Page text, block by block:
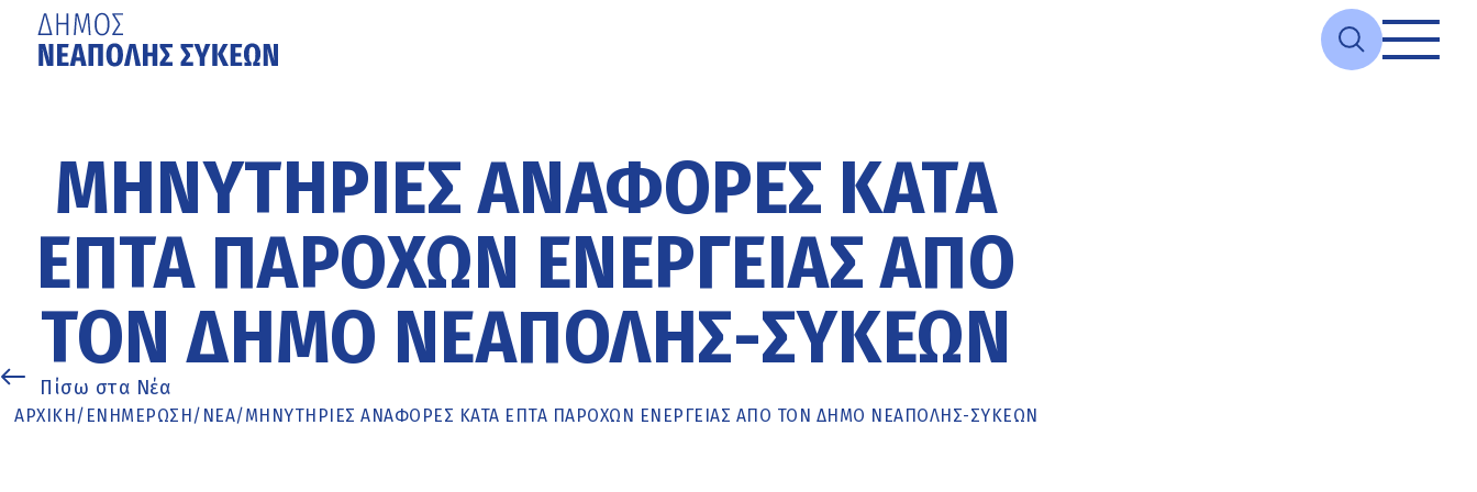
περιεχόμενο
ΜΗΝΥΤΉΡΙΕΣ ΑΝΑΦΟΡΈΣ ΚΑΤΆ
ΕΠΤΆ ΠΑΡΌΧΩΝ ΕΝΈΡΓΕΙΑΣ ΑΠΌ
ΤΟΝ ΔΉΜΟ ΝΕΆΠΟΛΗΣ-ΣΥΚΕΏΝ
Πίσω στα Νέα
ΑΡΧΙΚΉ/ ΕΝΗΜΈΡΩΣΗ/ ΝΕΑ/ΜΗΝΥΤΉΡΙΕΣ ΑΝΑΦΟΡΈΣ ΚΑΤΆ ΕΠΤΆ ΠΑΡΌΧΩΝ ΕΝΈΡΓΕΙΑΣ ΑΠΌ ΤΟΝ ΔΉΜΟ ΝΕΆΠΟΛΗΣ-ΣΥΚΕΏΝ